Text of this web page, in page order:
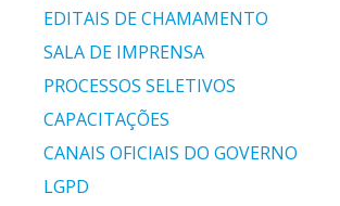
EDITAIS DE CHAMAMENTO
SALA DE IMPRENSA
PROCESSOS SELETIVOS
CAPACITAÇÕES
CANAIS OFICIAIS DO GOVERNO
LGPD